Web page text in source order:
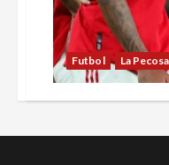
Futbol La Pecosa